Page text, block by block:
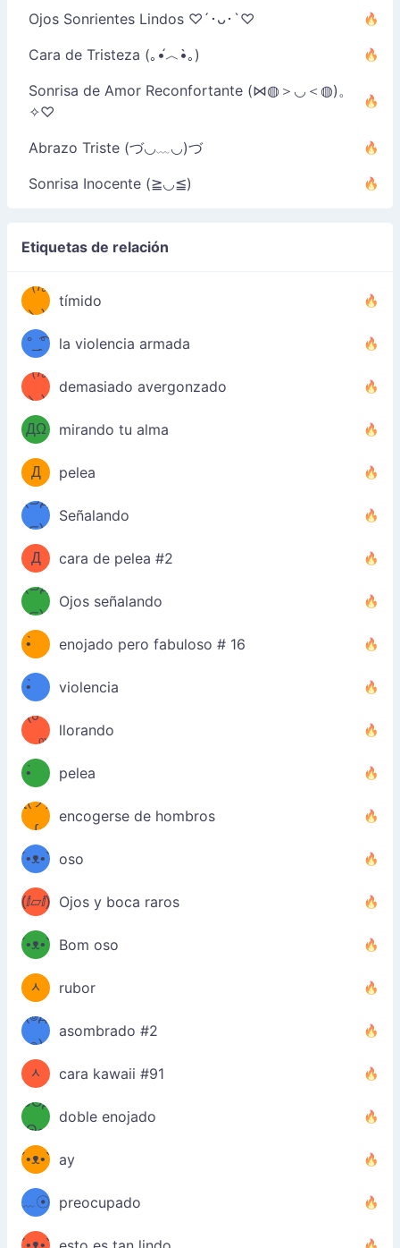
Ojos Sonrientes Lindos ♡´･ᴗ･`♡
Cara de Tristeza (｡•́︿•̀｡)
Sonrisa de Amor Reconfortante (⋈◍＞◡＜◍)。
✧♡
Abrazo Triste (づ◡﹏◡)づ
Sonrisa Inocente (≧◡≦)
Etiquetas de relación
（/｡
＼)
tímido
̿' ̿'\̵͇̿̿
\з=( ͡
°_̯͡°
)=ε/̵͇̿̿/'̿
'̿ ̿
la violencia armada
（/｡
＼)
demasiado avergonzado
（Ω
ДΩ
）
mirando tu alma
（ง
Φ
Д
Φ）
ง
pelea
(⊃д
⊂)
Señalando
（ง
Φ
Д
Φ）
ง
cara de pelea #2
(⊃д
⊂)
Ojos señalando
(ง
•̀ゝ
•́)ง
enojado pero fabuloso # 16
(ง
•̀ゝ
•́)ง
violencia
(☍
﹏⁰)
llorando
(ง
•̀ゝ
•́)ง
pelea
ƪ(ツ)
∫
encogerse de hombros
ʕ
´•ᴥ•`
ʔσ”
oso
(ⅈ▱ⅈ) Ojos y boca raros
ʕ
´•ᴥ•`
ʔσ”
Bom oso
(๑✪
ᆺ
✪๑)
rubor
(๏д
๏)
asombrado #2
(๑✪
ᆺ
✪๑)
cara kawaii #91
๑Θд
Θ๑
doble enojado
ʕ
´•ᴥ•`
ʔ
ay
ミ●
﹏☉
ミ
preocupado
ʕ